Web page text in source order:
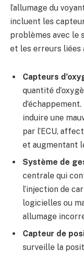
l’allumage du
incluent les
problèmes avec le
et les erreurs liées
Capteurs
quantité
induire une
par l’ECU,
et augmentant
Système de
centrale qui
l’injection de
logicielles ou
allumage
Capteur de
surveille la